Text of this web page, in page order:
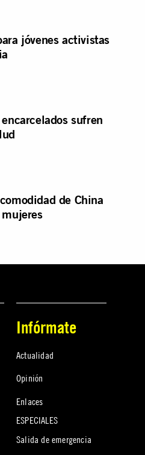
jóvenes activistas
sufren
de China
Infórmate
Actualidad
Opinión
Enlaces
ESPECIALES
Salida de emergencia